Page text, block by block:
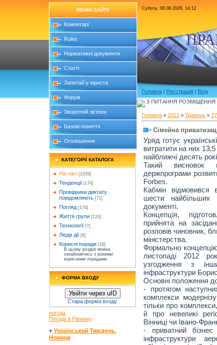
МЕНЮ САЙТУ
Коментарі
Rules
Нормативні документи
Статті
Запитай у юриста
Форум
Зворотній зв'язок
Базові поняття
Оголошення
КАТЕГОРІЇ КАТАЛОГА
На часі [1039]
Тенденції [174]
Провідники диктату
повідомляють [71]
Погляд [174]
Життя групи [120]
Технології [7]
Люди дії [8]
Корисні поради [16]
В цьому розділі можна
ознайомитись з різними
корисними порадами
ФОРМА ВХОДУ
Увійти через uID
Стара форма входу
погода
Погода в Рівному
+ Український Тиждень.
Новини
Субота, 08.08.2026, 14:12
Головна | Реєстрація | Вхід
З ПИТАННЯ РОЗМІЩЕННЯ
Головна » 2013 » Травень » 27
Сімейна
Уряд готує
витратити на них
найближчі десять
Такий висновок
держпрограми
Forbes.
Кабмін відмовився
шести найбільших
документі.
Концепція,
прийнята на
розповів чиновник,
міністерства.
Формально
листопаді 2012
узгодження з
інфраструктури
Основні положення
- протягом
комплекси
тільки про
й про невеликі
Вінниці чи Івано-
- приватний
інфраструктури